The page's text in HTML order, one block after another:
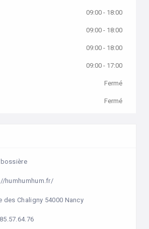
09:00 - 18:00
09:00 - 18:00
09:00 - 18:00
09:00 - 17:00
Fermé
Fermé
humhumhum.fr/
des Chaligny 54000 Nancy